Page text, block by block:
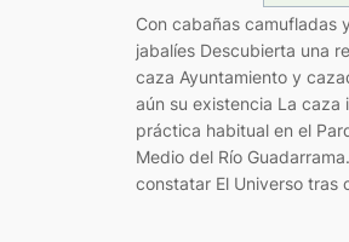
Con cabañas camufladas
jabalíes Descubierta una
caza Ayuntamiento y
aún su existencia La caza
práctica habitual en el
Medio del Río
constatar El Universo